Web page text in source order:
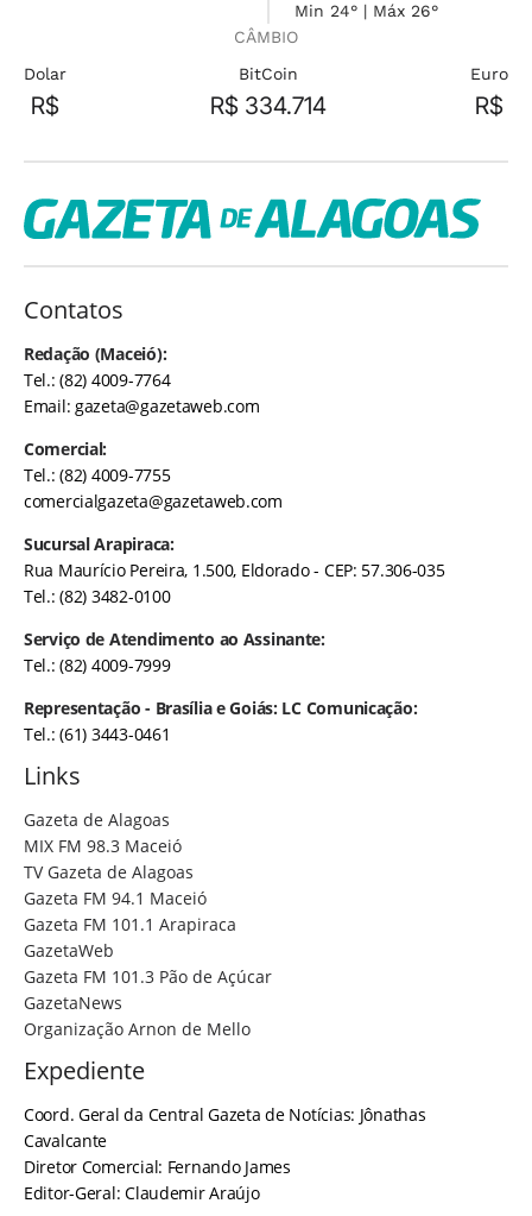
Min 24° | Máx 26°
CÂMBIO
Dolar
R$
BitCoin
R$ 334.714
Euro
R$
Contatos
Redação (Maceió):
Tel.: (82) 4009-7764
Email:gazeta@gazetaweb.com
Comercial:
Tel.: (82) 4009-7755
comercialgazeta@gazetaweb.com
Sucursal Arapiraca:
Rua Maurício Pereira, 1.500, Eldorado - CEP: 57.306-035
Tel.: (82) 3482-0100
Serviço de Atendimento ao Assinante:
Tel.: (82) 4009-7999
Representação - Brasília e Goiás: LC Comunicação:
Tel.: (61) 3443-0461
Links
Gazeta de Alagoas
MIX FM 98.3 Maceió
TV Gazeta de Alagoas
Gazeta FM 94.1 Maceió
Gazeta FM 101.1 Arapiraca
GazetaWeb
Gazeta FM 101.3 Pão de Açúcar
GazetaNews
Organização Arnon de Mello
Expediente
Coord. Geral da Central Gazeta de Notícias: Jônathas
Cavalcante
Diretor Comercial: Fernando James
Editor-Geral: Claudemir Araújo